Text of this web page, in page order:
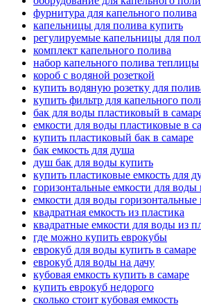
фурнитура для капельного полива
капельницы для полива купить
регулируемые капельницы для
комплект капельного полива
набор капельного полива теплицы
короб с водяной розеткой
купить водяную розетку для
купить фильтр для капельного
бак для воды пластиковый в
емкости для воды пластиковые в
купить пластиковый бак в самаре
бак емкость для душа
душ бак для воды купить
купить пластиковые емкость для
горизонтальные емкости для воды
емкости для воды горизонтальные
квадратная емкость из пластика
квадратные емкости для воды из
где можно купить еврокубы
еврокуб для воды купить в самаре
еврокуб для воды на дачу
кубовая емкость купить в самаре
купить еврокуб недорого
сколько стоит кубовая емкость